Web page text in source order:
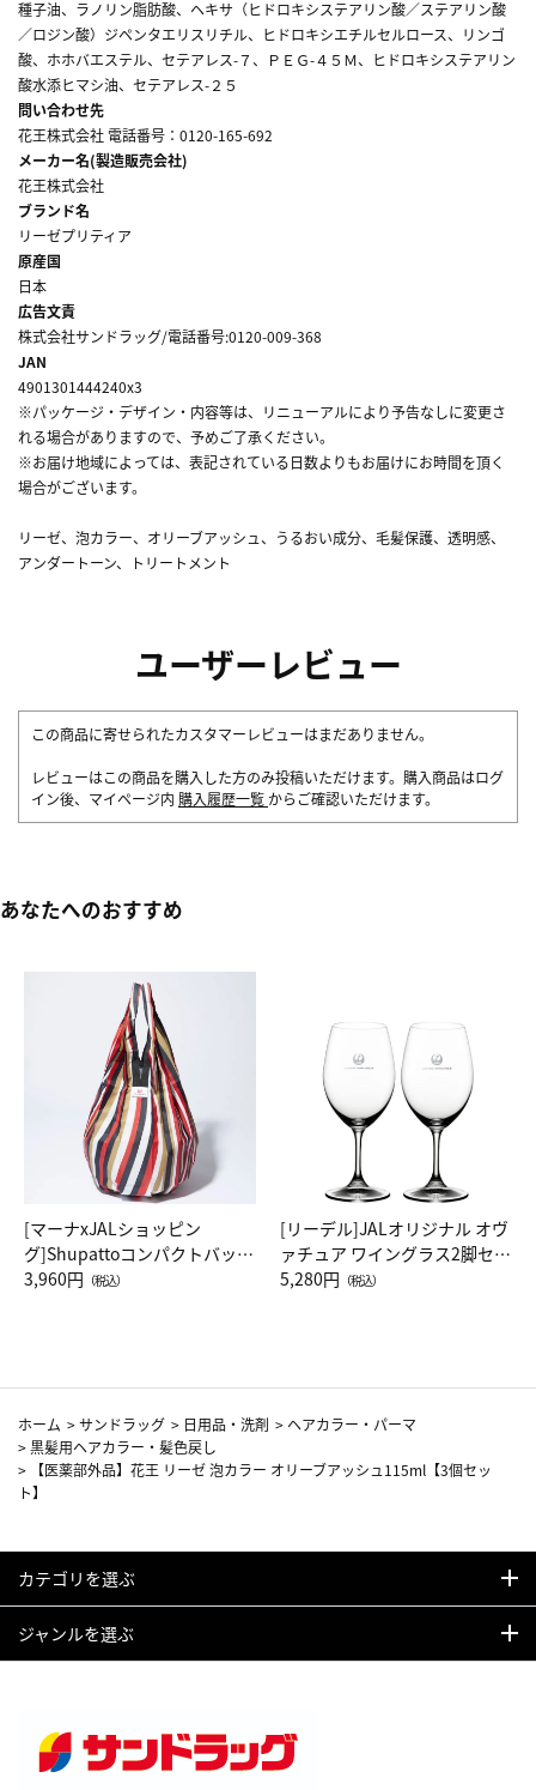
種子油、ラノリン脂肪酸、ヘキサ（ヒドロキシステアリン酸／ステアリン酸
／ロジン酸）ジペンタエリスリチル、ヒドロキシエチルセルロース、リンゴ
酸、ホホバエステル、セテアレス-７、ＰＥＧ-４５Ｍ、ヒドロキシステアリン
酸水添ヒマシ油、セテアレス-２５
問い合わせ先
花王株式会社 電話番号：0120-165-692
メーカー名(製造販売会社)
花王株式会社
ブランド名
リーゼプリティア
原産国
日本
広告文責
株式会社サンドラッグ/電話番号:0120-009-368
JAN
4901301444240x3
※パッケージ・デザイン・内容等は、リニューアルにより予告なしに変更さ
れる場合がありますので、予めご了承ください。
※お届け地域によっては、表記されている日数よりもお届けにお時間を頂く
場合がございます。
リーゼ、泡カラー、オリーブアッシュ、うるおい成分、毛髪保護、透明感、
アンダートーン、トリートメント
ユーザーレビュー
この商品に寄せられたカスタマーレビューはまだありません。
レビューはこの商品を購入した方のみ投稿いただけます。購入商品はログ
イン後、マイページ内 購入履歴一覧 からご確認いただけます。
あなたへのおすすめ
[マーナxJALショッピン
グ]Shupattoコンパクトバッグ
Drop JAL客室乗務員（LC）ス
3,960円 （税込）
[リーデル]JALオリジナル オヴ
ァチュア ワイングラス2脚セッ
ト（レッドワイン）
5,280円 （税込）
ホーム >サンドラッグ > 日用品・洗剤 > ヘアカラー・パーマ
>黒髪用ヘアカラー・髪色戻し
>
【医薬部外品】花王 リーゼ 泡カラー オリーブアッシュ115ml【3個セッ
ト】
カテゴリを選ぶ
ジャンルを選ぶ